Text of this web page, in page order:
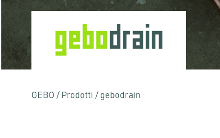
GEBO / Prodotti / gebodrain